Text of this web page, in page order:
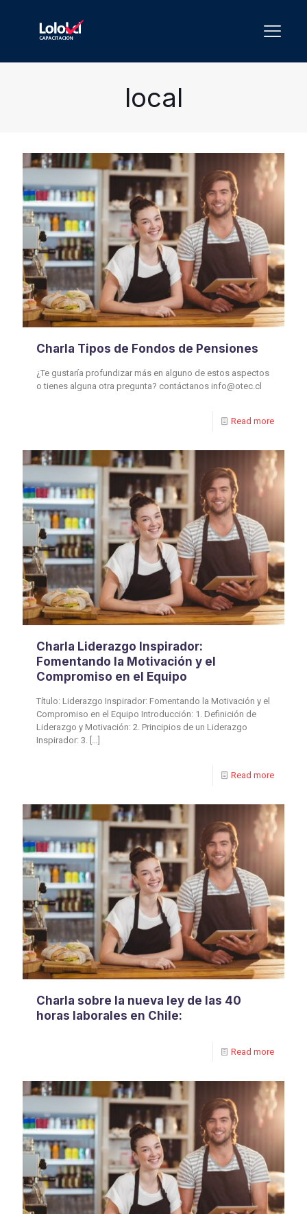
local
Charla Tipos de Fondos de Pensiones
¿Te gustaría profundizar más en alguno de estos aspectos
o tienes alguna otra pregunta? contáctanos info@otec.cl
Read more
Charla Liderazgo Inspirador:
Fomentando la Motivación y el
Compromiso en el Equipo
Título: Liderazgo Inspirador: Fomentando la Motivación y el
Compromiso en el Equipo Introducción: 1. Definición de
Liderazgo y Motivación: 2. Principios de un Liderazgo
Inspirador: 3. […]
Read more
Charla sobre la nueva ley de las 40
horas laborales en Chile:
Read more